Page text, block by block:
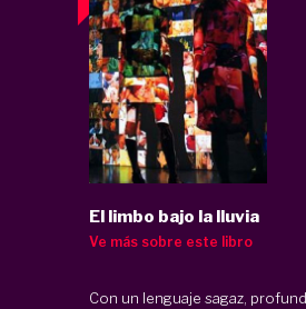
El limbo bajo la lluvia
Ve más sobre este libro
Con un lenguaje sagaz,